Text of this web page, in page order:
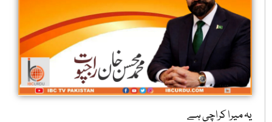
یہ میرا کراچی ہے